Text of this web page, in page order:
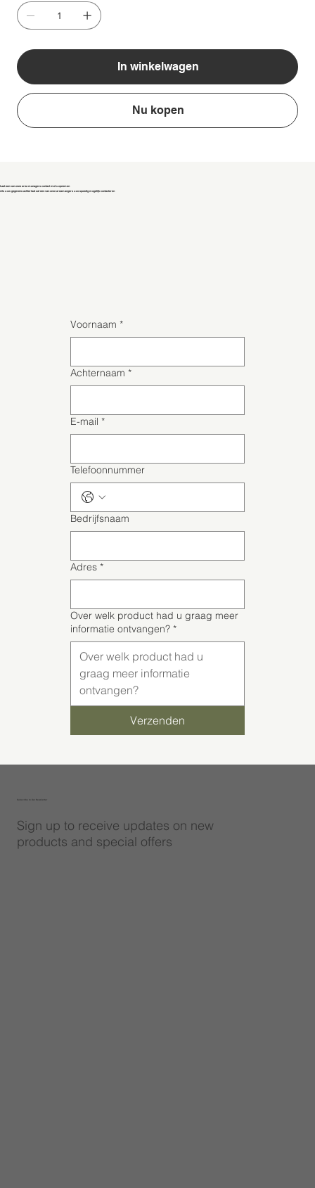
In winkelwagen
Nu kopen
Laat een van onze area managers contact met u opnemen
Als u uw gegevens achterlaat zal een van onze areamangers u zo spoedig mogelijk contacteren
Voornaam *
Achternaam *
E-mail *
Telefoonnummer
Bedrijfsnaam
Adres *
Over welk product had u graag meer
informatie ontvangen? *
Verzenden
Sign up to receive updates on new
products and special offers
Subscribe to Our Newsletter